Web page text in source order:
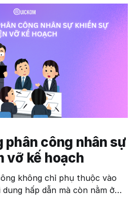
phân công nhân sự
vỡ kế hoạch
không chỉ phụ thuộc vào
dung hấp dẫn mà còn nằm ở
diễn ra sự kiện không xuất